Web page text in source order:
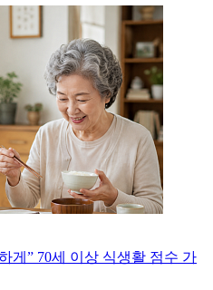
게” 70세 이상 식생활 점수 가